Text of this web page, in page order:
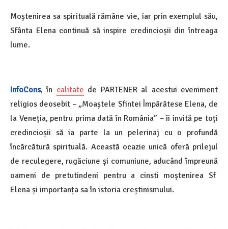
Moștenirea sa spirituală rămâne vie, iar prin exemplul său,
Sfânta Elena continuă să inspire credincioșii din întreaga
lume.
InfoCons, în calitate de PARTENER al acestui eveniment
religios deosebit – „Moaștele Sfintei Împărătese Elena, de
la Veneția, pentru prima dată în România” – îi invită pe toți
credincioșii să ia parte la un pelerinaj cu o profundă
încărcătură spirituală. Această ocazie unică oferă prilejul
de reculegere, rugăciune și comuniune, aducând împreună
oameni de pretutindeni pentru a cinsti moștenirea Sf
Elena și importanța sa în istoria creștinismului.